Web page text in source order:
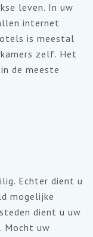
leven. In uw
internet
is meestal
zelf. Het
de meeste
Echter dient u
mogelijke
dient u uw
Mocht uw